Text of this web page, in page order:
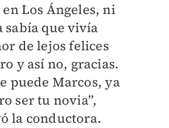
en Los Ángeles, ni
sabía que vivía
de lejos felices
y así no, gracias.
puede Marcos, ya
ser tu novia”,
la conductora.